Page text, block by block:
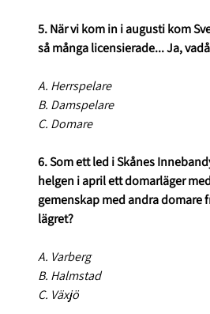
5. När vi kom in i augusti kom
så många licensierade... Ja,
A. Herrspelare
B. Damspelare
C. Domare
6. Som ett led i Skånes
helgen i april ett domarläger
gemenskap med andra domare
lägret?
A. Varberg
B. Halmstad
C. Växjö